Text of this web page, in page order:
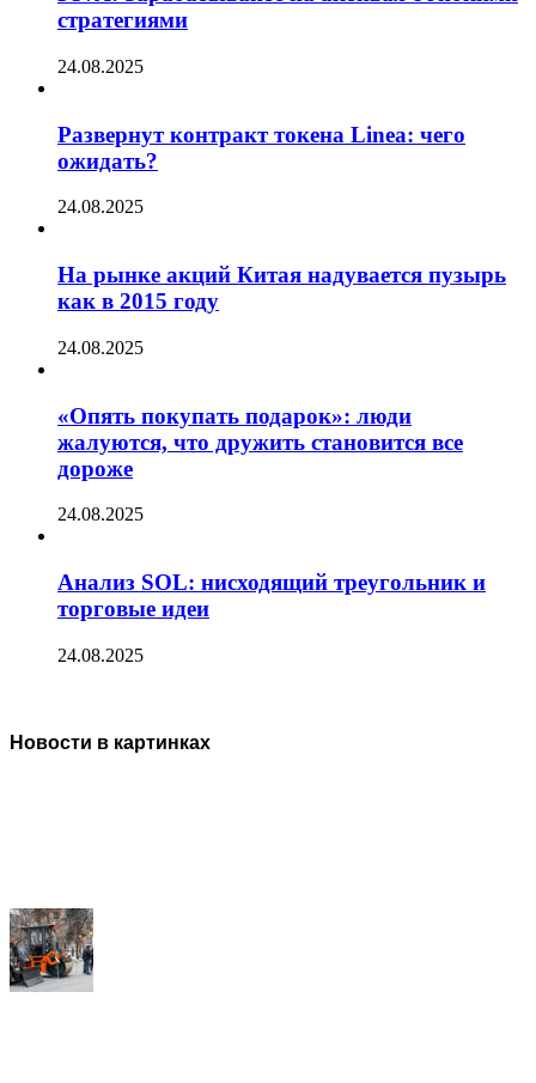
стратегиями
24.08.2025
Развернут контракт токена Linea: чего
ожидать?
24.08.2025
На рынке акций Китая надувается пузырь
как в 2015 году
24.08.2025
«Опять покупать подарок»: люди
жалуются, что дружить становится все
дороже
24.08.2025
Анализ SOL: нисходящий треугольник и
торговые идеи
24.08.2025
Новости в картинках